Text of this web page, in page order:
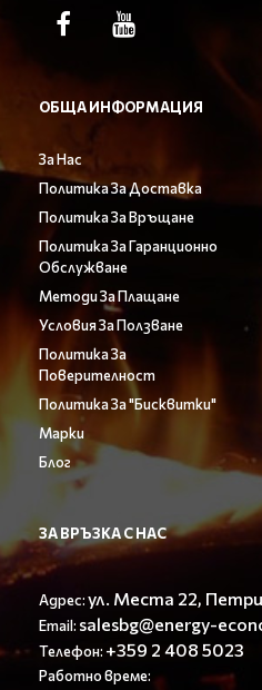
ОБЩА ИНФОРМАЦИЯ
За Нас
Политика За Доставка
Политика За Връщане
Политика За Гаранционно
Обслужване
Методи За Плащане
Условия За Ползване
Политика За
Поверителност
Политика За "Бисквитки"
Марки
Блог
ЗА ВРЪЗКА С НАС
Адрес:ул. Места 22,
Email: salesbg@energy-
Телефон: +359 2 408 5023
Работно време: